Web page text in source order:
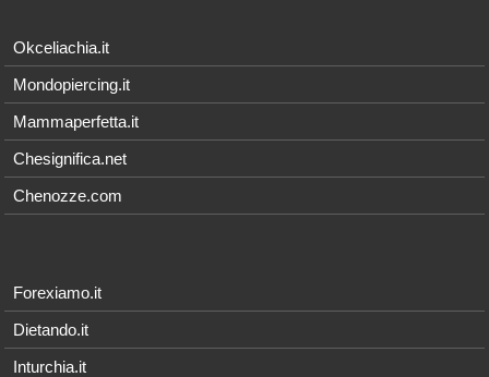
Okceliachia.it
Mondopiercing.it
Mammaperfetta.it
Chesignifica.net
Chenozze.com
Forexiamo.it
Dietando.it
Inturchia.it